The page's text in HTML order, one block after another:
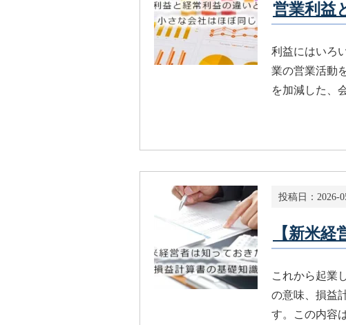
営業利益
利益にはいろ
業の営業活動
を加減した、
投稿日： 2026-
【新米
これから起業
の意味、損益
す。この内容